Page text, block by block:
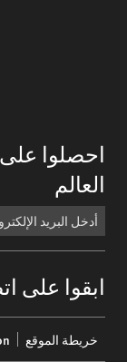
احصلوا
العالم
ابقوا على
menu
خريطة الموقع